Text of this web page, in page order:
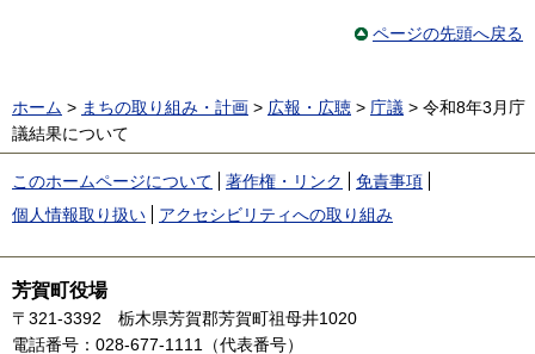
ページの先頭へ戻る
ホーム > まちの取り組み・計画 > 広報・広聴 > 庁議 > 令和8年3月庁
議結果について
このホームページについて 著作権・リンク
免責事項
個人情報取り扱い
アクセシビリティへの取り組み
芳賀町役場
〒321-3392
栃木県芳賀郡芳賀町祖母井1020
電話番号：028-677-1111（代表番号）